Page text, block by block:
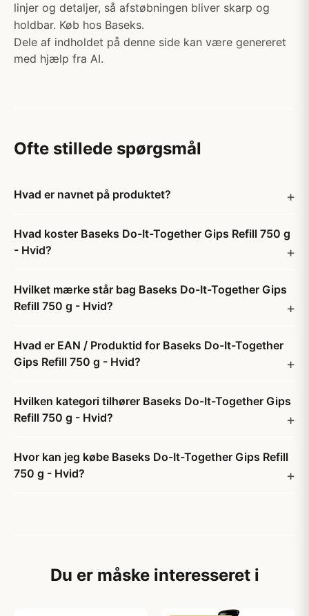
linjer og detaljer, så afstøbningen bliver skarp og
holdbar. Køb hos Baseks.
Dele af indholdet på denne side kan være genereret
med hjælp fra AI.
Ofte stillede spørgsmål
Hvad er navnet på produktet?
Hvad koster Baseks Do-It-Together Gips Refill 750 g
- Hvid?
Hvilket mærke står bag Baseks Do-It-Together Gips
Refill 750 g - Hvid?
Hvad er EAN / Produktid for Baseks Do-It-Together
Gips Refill 750 g - Hvid?
Hvilken kategori tilhører Baseks Do-It-Together Gips
Refill 750 g - Hvid?
Hvor kan jeg købe Baseks Do-It-Together Gips Refill
750 g - Hvid?
Du er måske interesseret i